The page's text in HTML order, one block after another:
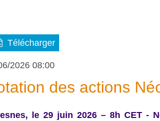
Télécharger
2026 08:00
des actions
le 29 juin 2026 – 8h CET -